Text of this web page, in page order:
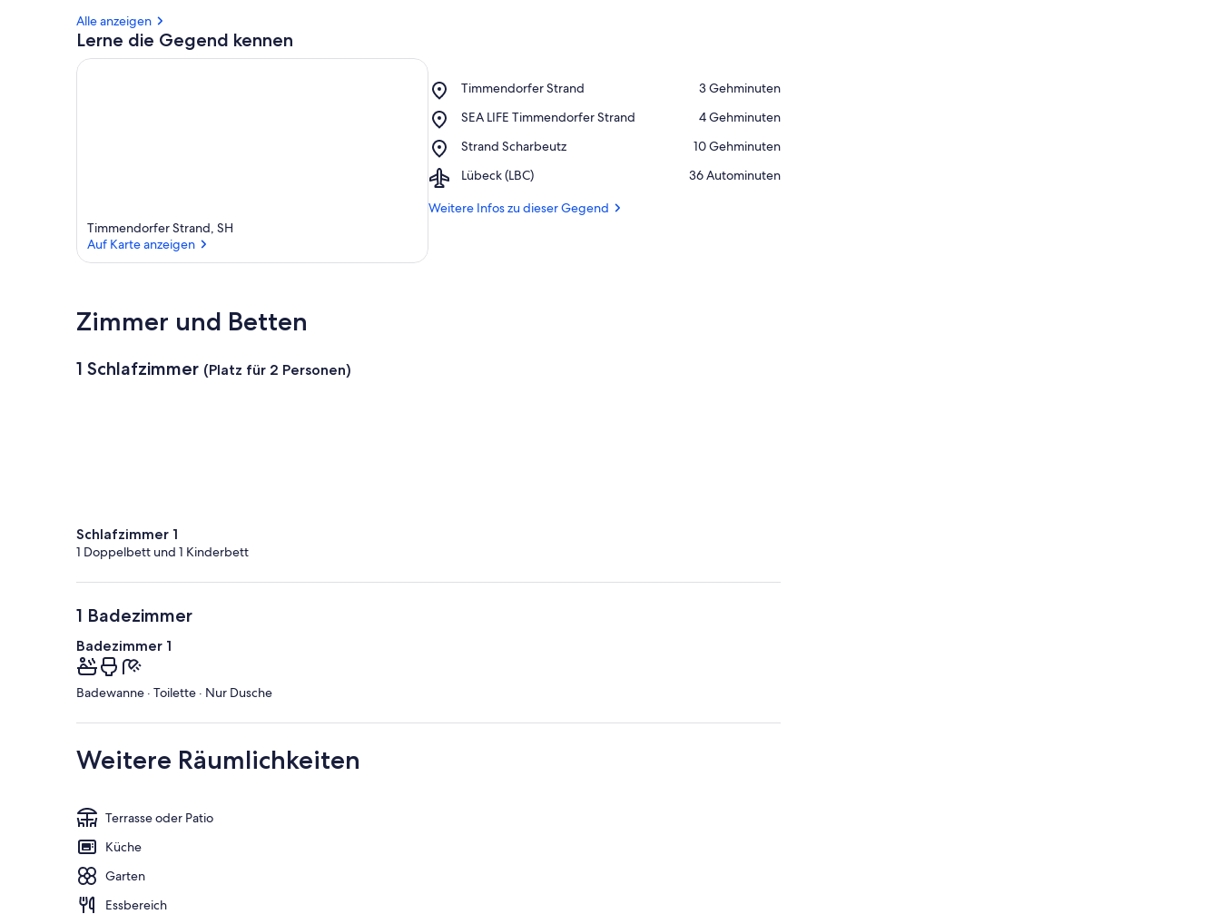
Alle anzeigen
Lerne die Gegend kennen
Timmendorfer Strand, SH
Auf Karte anzeigen
Timmendorfer Strand
Place,
Strand
‪3 Gehminuten‬
SEA LIFE Timmendorfer Strand
Place,
LIFE
Strand
‪4 Gehminuten‬
Strand Scharbeutz
Place,
Scharbeutz
‪10 Gehminuten‬
Lübeck (LBC)
Airport,
(LBC)
‪36 Autominuten‬
Weitere Infos zu dieser Gegend
Zimmer und Betten
1 Schlafzimmer (Platz für 2 Personen)
Schlafzimmer 1
1 Doppelbett und 1 Kinderbett
1 Badezimmer
Badezimmer 1
Badewanne · Toilette · Nur Dusche
Weitere Räumlichkeiten
Terrasse oder Patio
Küche
Garten
Essbereich